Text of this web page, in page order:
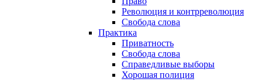
Революция и контрреволюция
Свобода слова
Практика
Приватность
Свобода слова
Справедливые выборы
Хорошая полиция